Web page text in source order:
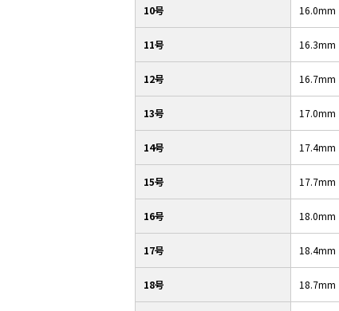
10号 16.0mm
11号 16.3mm
12号 16.7mm
13号 17.0mm
14号 17.4mm
15号 17.7mm
16号 18.0mm
17号 18.4mm
18号 18.7mm